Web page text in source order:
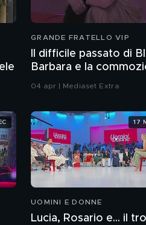
GRANDE FRATELLO VIP
Il difficile passato di
Barbara e la
di Paola
04 apr | Mediaset Extra
UOMINI E DONNE
Lucia, Rosario e... il
17